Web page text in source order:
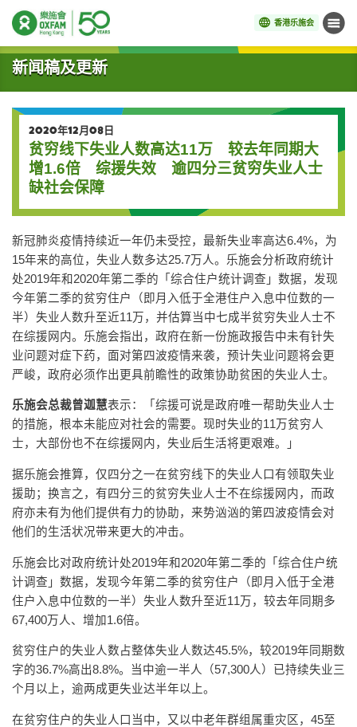
香港乐施会 菜单
开始主要内容
新闻稿及更新
2020年12月08日
贫穷线下失业人数高达11万 较去年同期大
增1.6倍 综援失效 逾四分三贫穷失业人士
缺社会保障
新冠肺炎疫情持续近一年仍未受控，最新失业率高达6.4%，为
15年来的高位，失业人数多达25.7万人。乐施会分析政府统计
处2019年和2020年第二季的「综合住户统计调查」数据，发现
今年第二季的贫穷住户（即月入低于全港住户入息中位数的一
半）失业人数升至近11万，并估算当中七成半贫穷失业人士不
在综援网内。乐施会指出，政府在新一份施政报告中未有针失
业问题对症下药，面对第四波疫情来袭，预计失业问题将会更
严峻，政府必须作出更具前瞻性的政策协助贫困的失业人士。
乐施会总裁曾迦慧表示：「综援可说是政府唯一帮助失业人士
的措施，根本未能应对社会的需要。现时失业的11万贫穷人
士，大部份也不在综援网内，失业后生活将更艰难。」
据乐施会推算，仅四分之一在贫穷线下的失业人口有领取失业
援助；换言之，有四分三的贫穷失业人士不在综援网内，而政
府亦未有为他们提供有力的协助，来势汹汹的第四波疫情会对
他们的生活状况带来更大的冲击。
乐施会比对政府统计处2019年和2020年第二季的「综合住户统
计调查」数据，发现今年第二季的贫穷住户（即月入低于全港
住户入息中位数的一半）失业人数升至近11万，较去年同期多
67,400万人、增加1.6倍。
贫穷住户的失业人数占整体失业人数达45.5%，较2019年同期数
字的36.7%高出8.8%。当中逾一半人（57,300人）已持续失业三
个月以上，逾两成更失业达半年以上。
在贫穷住户的失业人口当中，又以中老年群组属重灾区，45至